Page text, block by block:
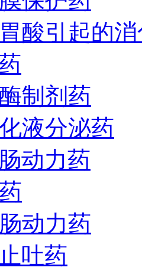
酸引起的
制剂药
液分泌药
动力药
动力药
吐药